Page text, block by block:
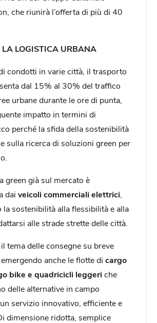
che riunirà l’offerta di più di 40
LA LOGISTICA URBANA
condotti in varie città, il trasporto
dal 15% al 30% del traffico
urbane durante le ore di punta,
impatto in termini di
perché la sfida della sostenibilità
sulla ricerca di soluzioni green per
green già sul mercato è
dai veicoli commerciali elettrici
la sostenibilità alla flessibilità e alla
alle strade strette delle città.
tema delle consegne su breve
anche le flotte di cargo
bike e quadricicli leggeriche
delle alternative in campo
servizio innovativo, efficiente e
dimensione ridotta, semplice